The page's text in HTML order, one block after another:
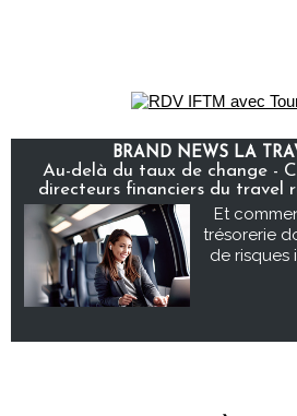
BRAND NEWS LA
Au-delà du taux de change -
directeurs financiers du travel
Et
trésorerie
de risques